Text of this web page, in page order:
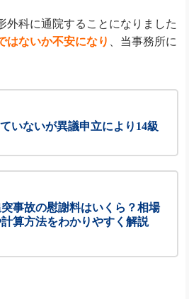
外科に通院することになりました
はないか不安になり
、当事務所に
いないが異議申立により14級
事故の慰謝料はいくら？相場
算方法をわかりやすく解説